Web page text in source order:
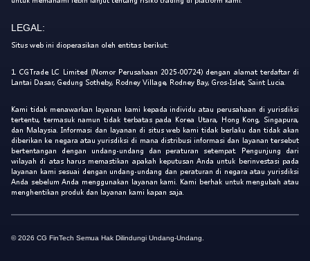
LEGAL:
Situs web ini dioperasikan oleh entitas berikut:
1. CGTrade LC Limited (Nomor Perusahaan 2025-00724) dengan alamat terdaftar di
Lantai Dasar, Gedung Sotheby, Rodney Village, Rodney Bay, Gros-Islet, Saint Lucia.
Kami tidak menawarkan layanan kami kepada individu atau perusahaan di yurisdiksi
tertentu, termasuk namun tidak terbatas pada Korea Utara, Hong Kong, Singapura,
dan Malaysia. Informasi dan layanan di situs web kami tidak berlaku dan tidak akan
diberikan ke negara atau yurisdiksi di mana distribusi informasi dan layanan tersebut
bertentangan dengan undang-undang dan peraturan setempat. Pengunjung dari
wilayah di atas harus memastikan apakah keputusan Anda untuk berinvestasi pada
layanan kami sesuai dengan undang-undang dan peraturan di negara atau yurisdiksi
Anda sebelum Anda menggunakan layanan kami. Kami berhak untuk mengubah atau
menghentikan produk dan layanan kami kapan saja.
© 2026 CG FinTech Semua Hak Dilindungi Undang-Undang.